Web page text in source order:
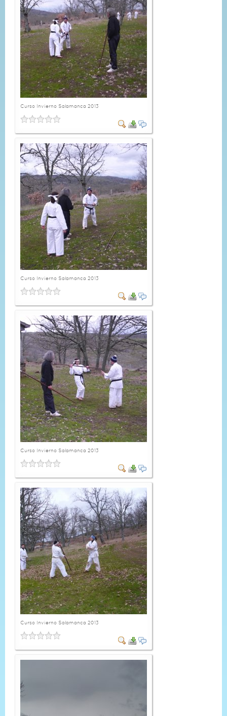
Curso Invierno Salamanca 2013
Curso Invierno Salamanca 2013
Curso Invierno Salamanca 2013
Curso Invierno Salamanca 2013